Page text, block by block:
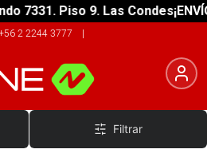
7331. Piso 9. Las Condes
2 2244 3777 |
Filtrar